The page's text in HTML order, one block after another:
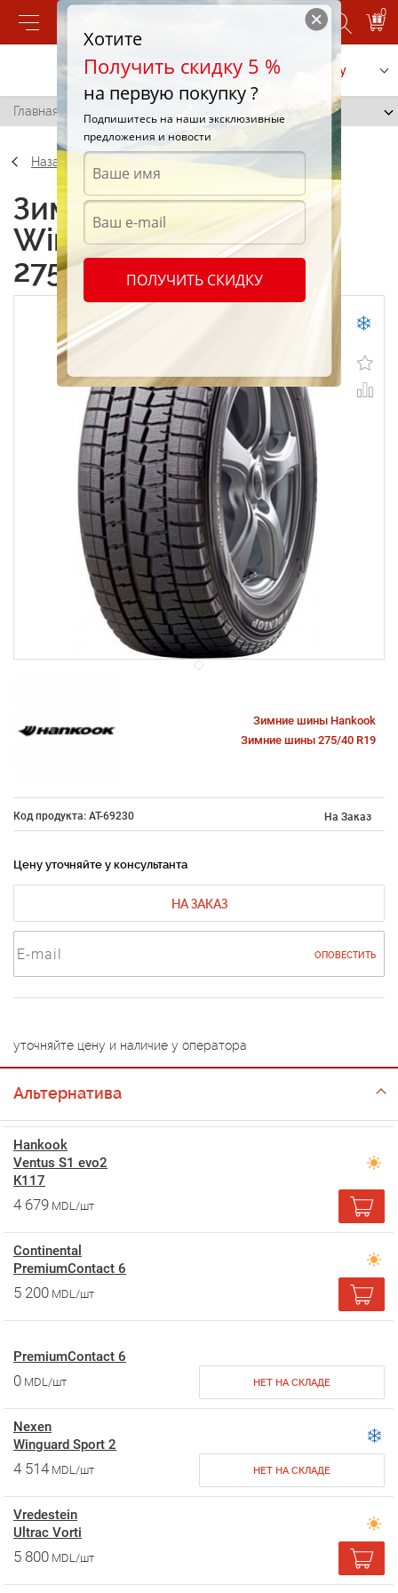
0
Позвонить Заказать услугу
Главная / Dunlop Winter Maxx WM01 275/40 R19 101T
Назад
Зимние шины Dunlop
Winter Maxx WM01
275/40 R19 101T
Зимние шины Hankook
Зимние шины 275/40 R19
Код продукта: AT-69230 На Заказ
Цену уточняйте у консультанта
НА ЗАКАЗ
ОПОВЕСТИТЬ
уточняйте цену и наличие у оператора
Альтернатива
Hankook
Ventus S1 evo2
K117
4 679 MDL/шт
Continental
PremiumContact 6
5 200 MDL/шт
PremiumContact 6
0 MDL/шт НЕТ НА СКЛАДЕ
Nexen
Winguard Sport 2
4 514 MDL/шт НЕТ НА СКЛАДЕ
Vredestein
Ultrac Vorti
5 800 MDL/шт
Хотите
Получить скидку 5 %
на первую покупку ?
Подпишитесь на наши эксклюзивные
предложения и новости
ПОЛУЧИТЬ СКИДКУ